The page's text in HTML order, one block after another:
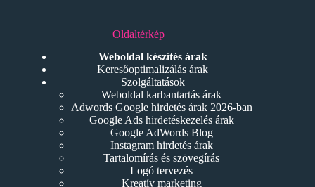
Oldaltérkép
Weboldal készítés árak
Keresőoptimalizálás árak
Szolgáltatások
Weboldal karbantartás árak
Adwords Google hirdetés árak 2026-ban
Google Ads hirdetéskezelés árak
Google AdWords Blog
Instagram hirdetés árak
Tartalomírás és szövegírás
Logó tervezés
Kreatív marketing